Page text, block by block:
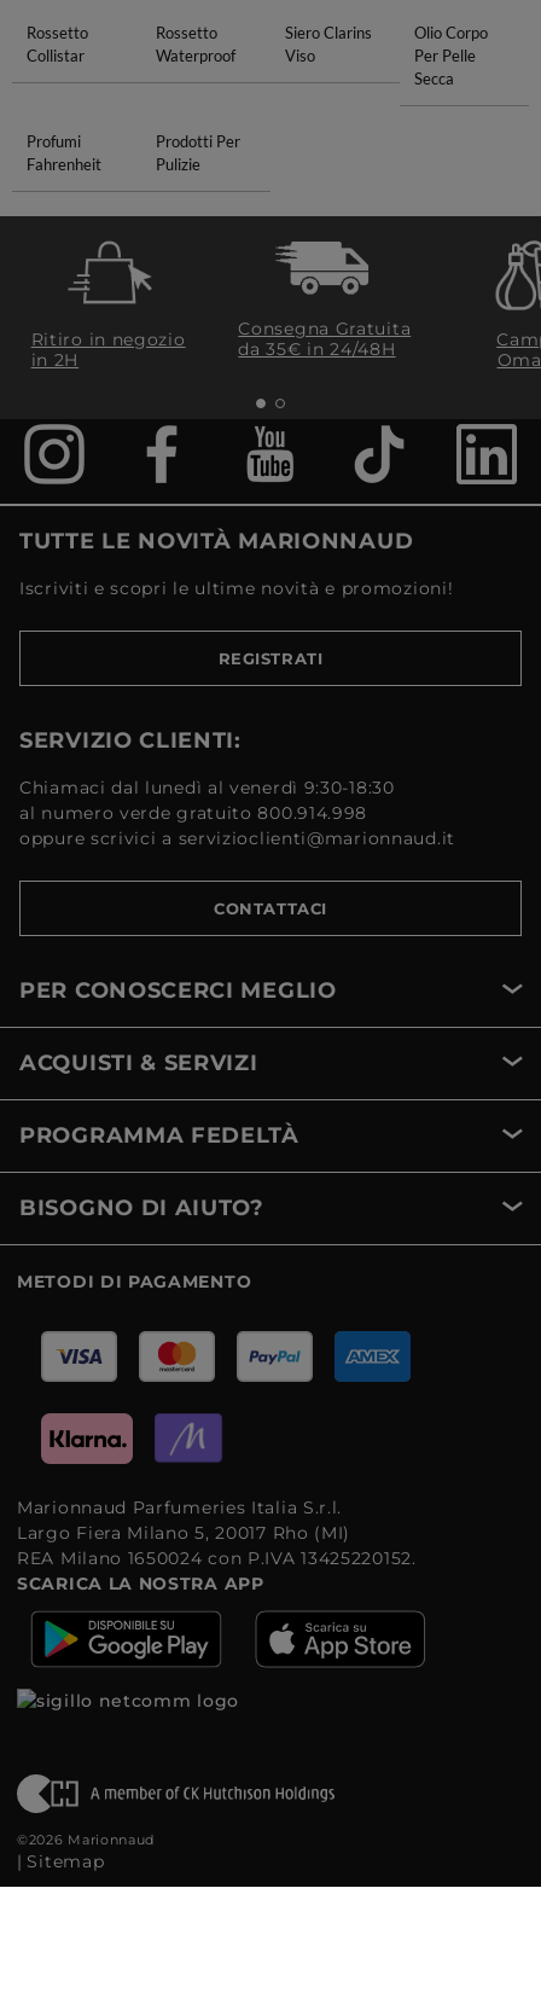
Rossetto
Collistar
Rossetto
Waterproof
Siero Clarins
Viso
Olio Corpo
Per Pelle
Secca
Profumi
Fahrenheit
Prodotti Per
Pulizie
Ritiro in negozio
in 2H
Consegna Gratuita
da 35€​ in 24/48H
TUTTE LE NOVITÀ MARIONNAUD
Iscriviti e scopri le ultime novità e promozioni!
REGISTRATI
SERVIZIO CLIENTI:
Chiamaci dal lunedì al venerdì 9:30-18:30
al numero verde gratuito 800.914.998
oppure scrivici a servizioclienti@marionnaud.it
CONTATTACI
PER CONOSCERCI MEGLIO
ACQUISTI & SERVIZI
PROGRAMMA FEDELTÀ
BISOGNO DI AIUTO?
METODI DI PAGAMENTO
Marionnaud Parfumeries Italia S.r.l.
Largo Fiera Milano 5, 20017 Rho (MI)
REA Milano 1650024 con P.IVA 13425220152.
SCARICA LA NOSTRA APP
©2026 Marionnaud
| Sitemap